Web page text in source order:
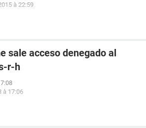
à 22:59
sale acceso denegado al
r-h
à 17:06